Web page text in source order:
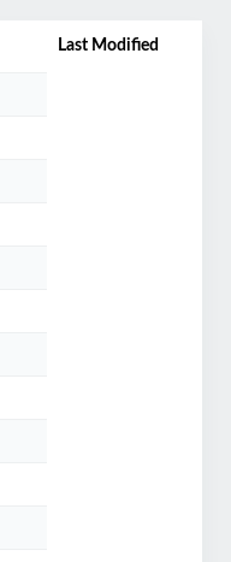
Last Modified